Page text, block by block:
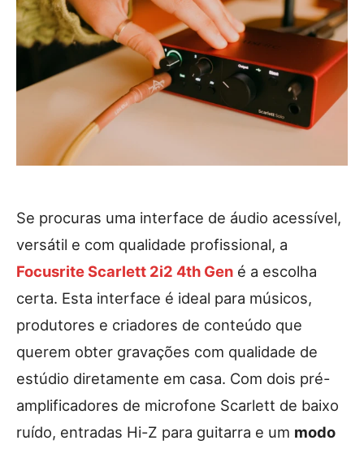
Se procuras uma interface de áudio acessível,
versátil e com qualidade profissional, a
Focusrite Scarlett 2i2 4th Gen é a escolha
certa. Esta interface é ideal para músicos,
produtores e criadores de conteúdo que
querem obter gravações com qualidade de
estúdio diretamente em casa. Com dois pré-
amplificadores de microfone Scarlett de baixo
ruído, entradas Hi-Z para guitarra e um modo